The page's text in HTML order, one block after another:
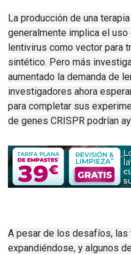
La producción de una
generalmente implica el
lentivirus como vector para
sintético. Pero más
aumentado la demanda de
investigadores ahora
para completar sus
de genes CRISPR podrían
A pesar de los desafíos, las
expandiéndose, y algunos